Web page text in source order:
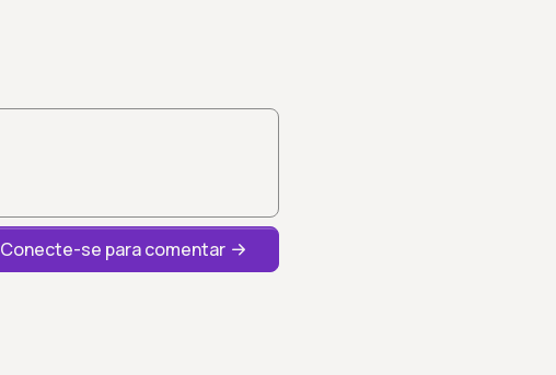
Conecte-se para comentar